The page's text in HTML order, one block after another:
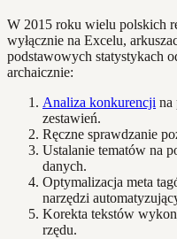
W 2015 roku wielu polskich
wyłącznie na Excelu,
podstawowych statystykach
archaicznie:
Analiza konkurencji na
zestawień.
Ręczne sprawdzanie
Ustalanie tematów na
danych.
Optymalizacja meta
narzędzi
Korekta tekstów
rzędu.